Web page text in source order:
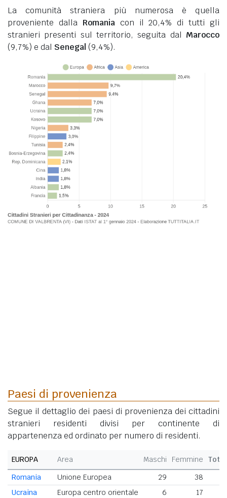
La comunità straniera più numerosa è quella
proveniente dalla Romaniacon il 20,4% di tutti gli
stranieri presenti sul territorio, seguita dal Marocco
(9,7%) e dal Senegal (9,4%).
Paesi di provenienza
Segue il dettaglio dei paesi di provenienza dei cittadini
stranieri residenti divisi per continente di
appartenenza ed ordinato per numero di residenti.
EUROPA Area Maschi Femmine
Romania
Unione Europea 29 38
Ucraina
Europa centro orientale 6 17